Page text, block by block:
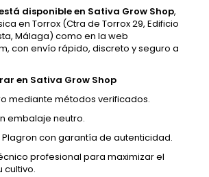
disponible en Sativa Grow Shop,
en Torrox (Ctra de Torrox 29, Edificio
Málaga) como en la web
con envío rápido, discreto y seguro a
en Sativa Grow Shop
mediante métodos verificados.
embalaje neutro.
con garantía de autenticidad.
profesional para maximizar el
cultivo.